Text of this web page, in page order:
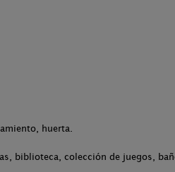
huerta.
biblioteca, colección de juegos,